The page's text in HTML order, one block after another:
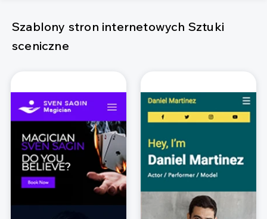
Szablony stron internetowych Sztuki
sceniczne